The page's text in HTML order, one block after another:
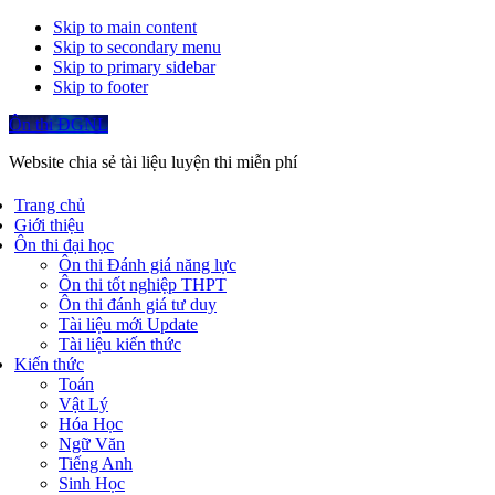
Skip to main content
Skip to secondary menu
Skip to primary sidebar
Skip to footer
Ôn thi ĐGNL
Website chia sẻ tài liệu luyện thi miễn phí
Trang chủ
Giới thiệu
Ôn thi đại học
Ôn thi Đánh giá năng lực
Ôn thi tốt nghiệp THPT
Ôn thi đánh giá tư duy
Tài liệu mới Update
Tài liệu kiến thức
Kiến thức
Toán
Vật Lý
Hóa Học
Ngữ Văn
Tiếng Anh
Sinh Học